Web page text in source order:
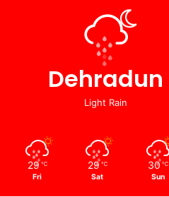
Dehradun
Light Rain
29 ℃
Fri
29 ℃
Sat
30 ℃
Sun